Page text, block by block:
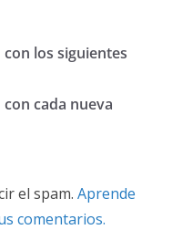
los siguientes
cada nueva
el spam. Aprende
comentarios.